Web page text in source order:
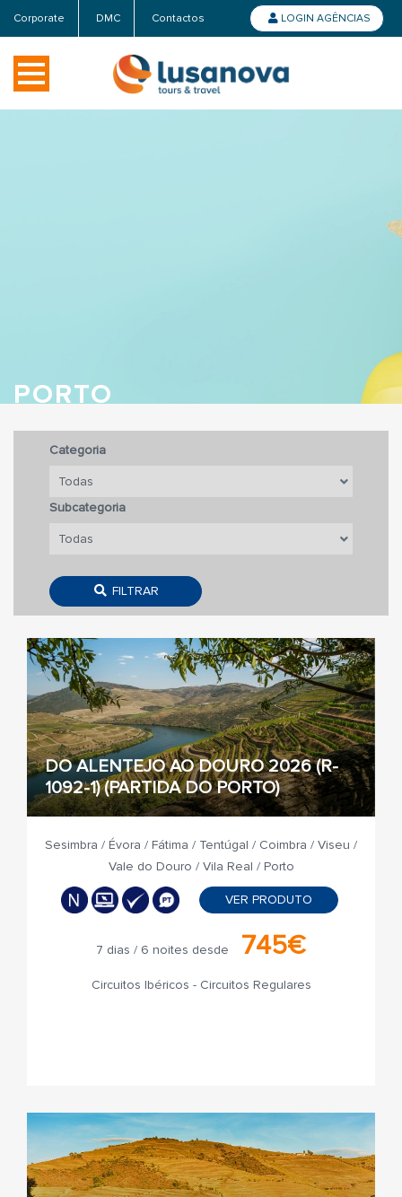
Corporate DMC Contactos LOGIN AGÊNCIAS
PORTO
Categoria
Subcategoria
FILTRAR
DO ALENTEJO AO DOURO 2026 (R-
1092-1) (PARTIDA DO PORTO)
Sesimbra / Évora / Fátima / Tentúgal / Coimbra / Viseu /
Vale do Douro / Vila Real / Porto
VER PRODUTO
7 dias / 6 noites desde 745€
Circuitos Ibéricos - Circuitos Regulares